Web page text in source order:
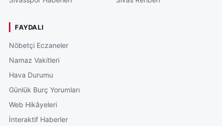
FAYDALI
Nöbetçi Eczaneler
Namaz Vakitleri
Hava Durumu
Günlük Burç Yorumları
Web Hikâyeleri
İnteraktif Haberler